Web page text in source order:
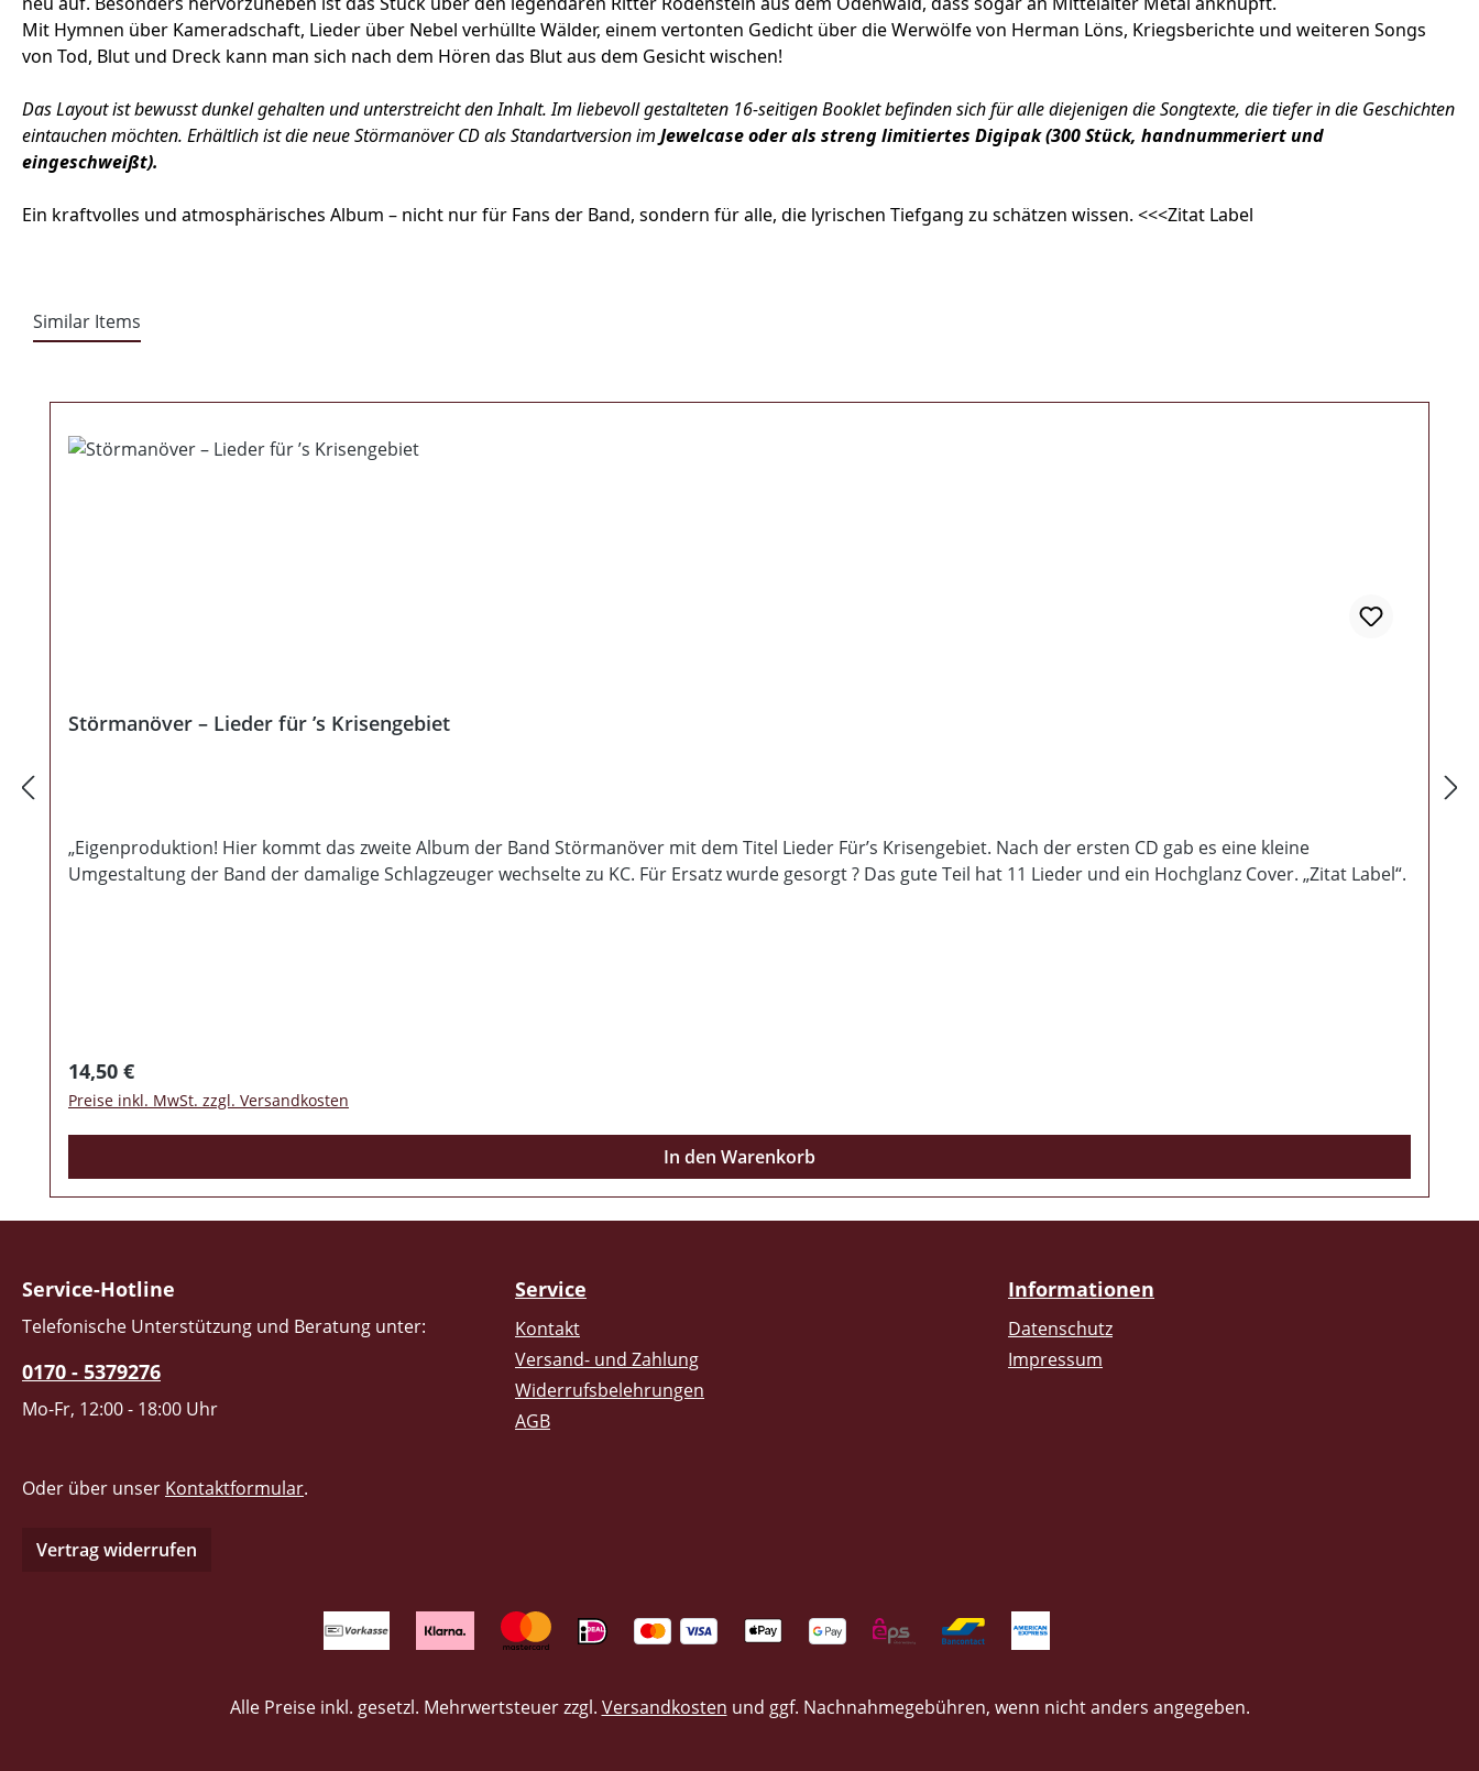
Mit Hymnen über Kameradschaft, Lieder über Nebel verhüllte Wälder, einem vertonten Gedicht über die Werwölfe von Herman Löns, Kriegsberichte und weiteren Songs
von Tod, Blut und Dreck kann man sich nach dem Hören das Blut aus dem Gesicht wischen!
Das Layout ist bewusst dunkel gehalten und unterstreicht den Inhalt. Im liebevoll gestalteten 16-seitigen Booklet befinden sich für alle diejenigen die Songtexte, die tiefer in die Geschichten
eintauchen möchten. Erhältlich ist die neue Störmanöver CD als Standartversion im Jewelcase oder als streng limitiertes Digipak (300 Stück, handnummeriert und
eingeschweißt).
Ein kraftvolles und atmosphärisches Album – nicht nur für Fans der Band, sondern für alle, die lyrischen Tiefgang zu schätzen wissen. <<<Zitat Label
Similar Items
Störmanöver – Lieder für ’s Krisengebiet
„Eigenproduktion! Hier kommt das zweite Album der Band Störmanöver mit dem Titel Lieder Für’s Krisengebiet. Nach der ersten CD gab es eine kleine
Umgestaltung der Band der damalige Schlagzeuger wechselte zu KC. Für Ersatz wurde gesorgt ? Das gute Teil hat 11 Lieder und ein Hochglanz Cover. „Zitat Label“.
Regulärer Preis:
14,50 €
Preise inkl. MwSt. zzgl. Versandkosten
In den Warenkorb
Service-Hotline
Telefonische Unterstützung und Beratung unter:
0170 - 5379276
Mo-Fr, 12:00 - 18:00 Uhr
Oder über unser Kontaktformular.
Vertrag widerrufen
Service
Kontakt
Versand- und Zahlung
Widerrufsbelehrungen
AGB
Informationen
Datenschutz
Impressum
Alle Preise inkl. gesetzl. Mehrwertsteuer zzgl. Versandkosten und ggf. Nachnahmegebühren, wenn nicht anders angegeben.